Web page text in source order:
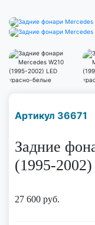
Артикул 36671
Задние
(1995-
27 600 руб.